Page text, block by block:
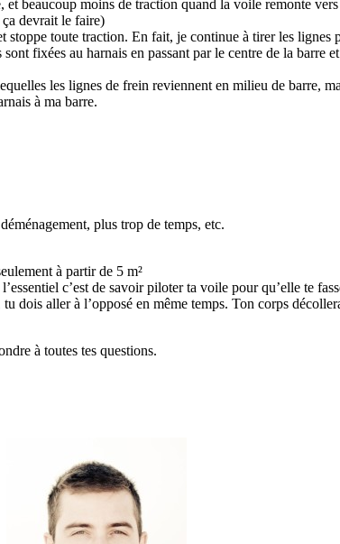
beaucoup moins de traction quand la voile remonte
devrait le faire)
toute traction. En fait, je continue à tirer les
fixées au harnais en passant par le centre de la barre
les lignes de frein reviennent en milieu de barre,
à ma barre.
plus trop de temps, etc.
à partir de 5 m²
c’est de savoir piloter ta voile pour qu’elle te
dois aller à l’opposé en même temps. Ton corps
à toutes tes questions.